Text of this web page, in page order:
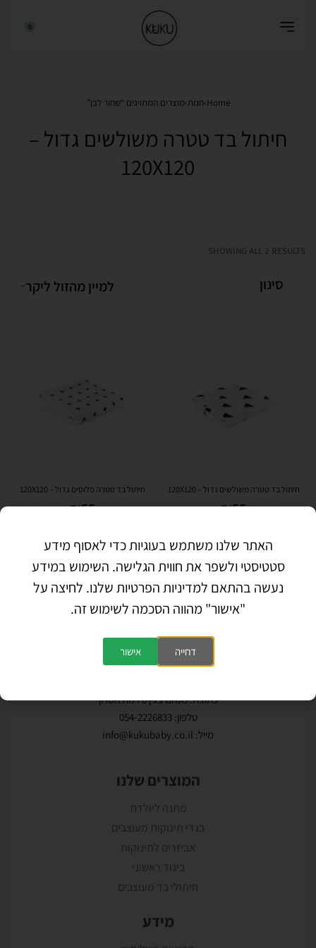
0
Home
›חנות›מוצרים המתויגים “שחור לבן”
חיתול בד טטרה משולשים גדול –
120X120
SHOWING ALL 2 RESULTS
למיין מהזול ליקר סינון
חיתול בד טטרה משולשים גדול – 120X120
₪55
חיתול בד טטרה פלוסים גדול – 120X120
₪55
כתובת: מנחם בגין 8 רמת השרון
טלפון: 054-2226833
מייל: info@kukubaby.co.il
המוצרים שלנו
מתנה ליולדת
בגדי תינוקות מעוצבים
אביזרים לתינוקות
ביגוד ראשוני
חיתולי בד מעוצבים
מידע
האתר שלנו משתמש בעוגיות כדי לאסוף מידע
סטטיסטי ולשפר את חווית הגלישה. השימוש במידע
נעשה בהתאם למדיניות הפרטיות שלנו. לחיצה על
"אישור" מהווה הסכמה לשימוש זה.
דחייה אישור